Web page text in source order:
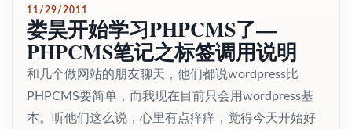
11/29/2011
娄昊开始学习PHPCMS了—
PHPCMS笔记之标签调用说明
和几个做网站的朋友聊天，他们都说wordpress比
PHPCMS要简单，而我现在目前只会用wordpress基
本。听他们这么说，心里有点痒痒，觉得今天开始好